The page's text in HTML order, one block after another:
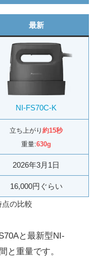
最新
NI-FS70C-K
立ち上がり 約15秒
重量:630g
2026年3月1日
16,000円ぐらい
の比較
と最新型NI-
と重量です。